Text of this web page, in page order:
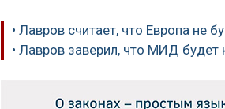
• Лавров считает, что Европа не
• Лавров заверил, что МИД будет